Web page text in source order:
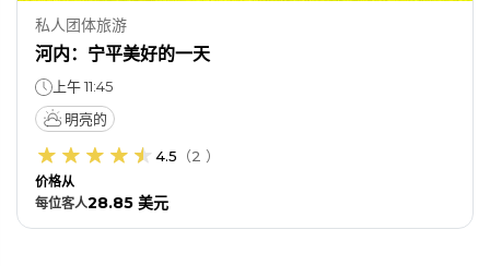
私人团体旅游
河内：宁平美好的一天
上午 11:45
明亮的
4.5 （2 ）
价格从
每位客人28.85 美元